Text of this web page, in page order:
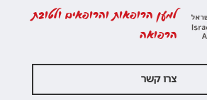
למען הרופאות והרופאים ולטובת
הרפואה
צרו קשר